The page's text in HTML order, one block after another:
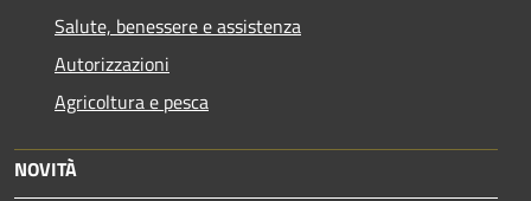
Salute, benessere e assistenza
Autorizzazioni
Agricoltura e pesca
NOVITÀ